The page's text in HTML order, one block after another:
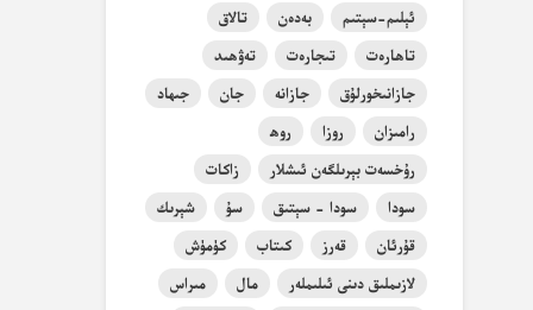
ئېلىم-سېتىم
بەدەن
تالاق
تاھارەت
تىجارەت
تەۋھىد
جازانىخورلۇق
جازانە جان
جىھاد
رامىزان
روزا
روھ
رۇخسەت بېرىلگەن ئىشلار
زاكات
سودا
سودا - سېتىق سۇ
شېرىك
قۇرئان
قەرز كىتاب
كۈمۈش
لازىملىق دىنى ئىلىملەر
مال
مىراس